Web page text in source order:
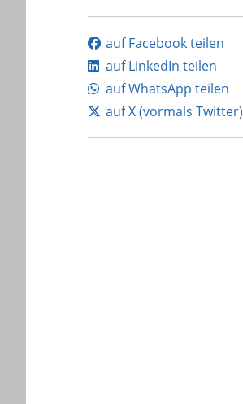
auf Facebook teilen
auf LinkedIn teilen
auf WhatsApp teilen
auf X (vormals